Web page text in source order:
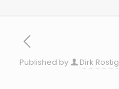
Published by Dirk Rostig